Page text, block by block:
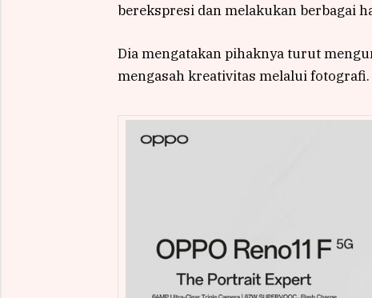
berekspresi dan melakukan berbagai
Dia mengatakan pihaknya turut
mengasah kreativitas melalui fotografi.